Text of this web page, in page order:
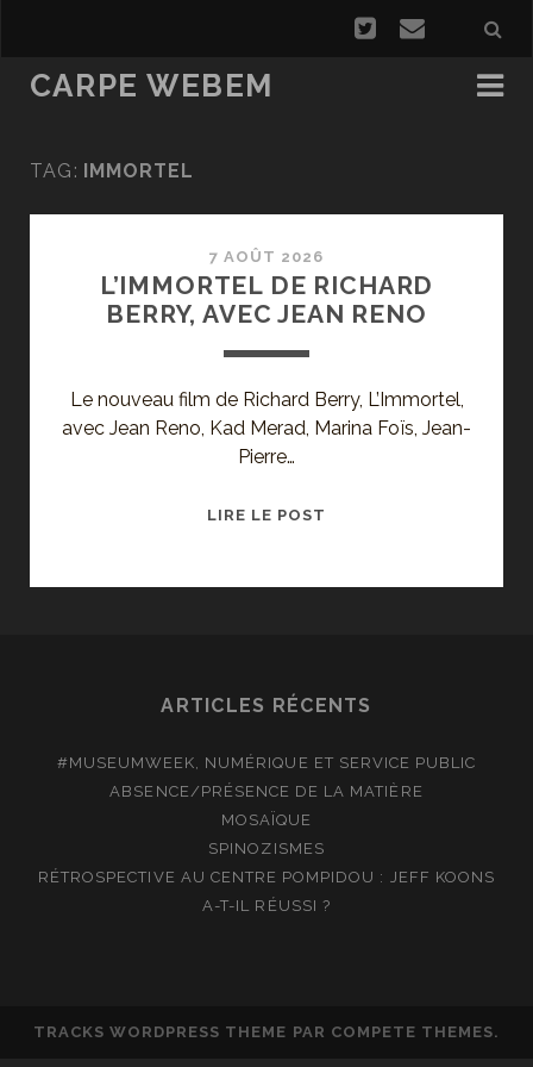
CARPE WEBEM
TAG: IMMORTEL
7 AOÛT 2026
L’IMMORTEL DE RICHARD
BERRY, AVEC JEAN RENO
Le nouveau film de Richard Berry, L’Immortel,
avec Jean Reno, Kad Merad, Marina Foïs, Jean-
Pierre…
LIRE LE POST
ARTICLES RÉCENTS
#MUSEUMWEEK, NUMÉRIQUE ET SERVICE PUBLIC
ABSENCE/PRÉSENCE DE LA MATIÈRE
MOSAÏQUE
SPINOZISMES
RÉTROSPECTIVE AU CENTRE POMPIDOU : JEFF KOONS
A-T-IL RÉUSSI ?
TRACKS WORDPRESS THEME PAR COMPETE THEMES.